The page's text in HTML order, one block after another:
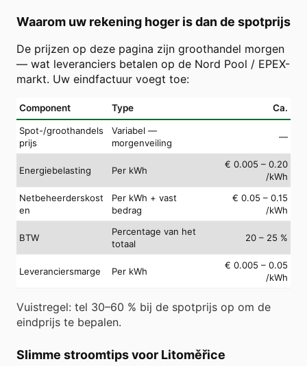
Waarom uw rekening hoger is dan de spotprijs
De prijzen op deze pagina zijn groothandel morgen
— wat leveranciers betalen op de Nord Pool / EPEX-
markt. Uw eindfactuur voegt toe:
Component Type Ca.
Spot-/groothandels
prijs
Variabel —
morgenveiling
—
Energiebelasting Per kWh
€ 0.005 – 0.20
/kWh
Netbeheerderskost
en
Per kWh + vast
bedrag
€ 0.05 – 0.15
/kWh
BTW
Percentage van het
totaal
20 – 25 %
Leveranciersmarge Per kWh
€ 0.005 – 0.05
/kWh
Vuistregel: tel 30–60 % bij de spotprijs op om de
eindprijs te bepalen.
Slimme stroomtips voor Litoměřice